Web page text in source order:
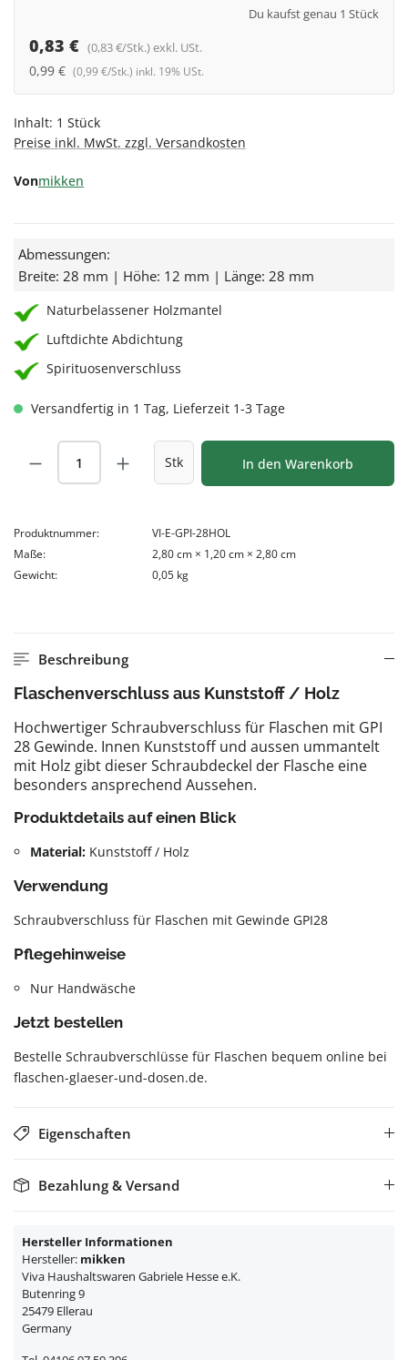
Du kaufst genau 1 Stück
0,83 € (0,83 €/Stk.) exkl. USt.
0,99 € (0,99 €/Stk.) inkl. 19% USt.
Inhalt: 1 Stück
Preise inkl. MwSt. zzgl. Versandkosten
Vonmikken
Abmessungen:
Breite: 28 mm | Höhe: 12 mm | Länge: 28 mm
Naturbelassener Holzmantel
Luftdichte Abdichtung
Spirituosenverschluss
Versandfertig in 1 Tag, Lieferzeit 1-3 Tage
Produkt Anzahl: Gib den gewünschten
Stk In den Warenkorb
Produktnummer:
VI-E-GPI-28HOL
Maße:
2,80 cm × 1,20 cm × 2,80 cm
Gewicht:
0,05 kg
Beschreibung
Flaschenverschluss aus Kunststoff / Holz
Hochwertiger Schraubverschluss für Flaschen mit GPI
28 Gewinde. Innen Kunststoff und aussen ummantelt
mit Holz gibt dieser Schraubdeckel der Flasche eine
besonders ansprechend Aussehen.
Produktdetails auf einen Blick
Material: Kunststoff / Holz
Verwendung
Schraubverschluss für Flaschen mit Gewinde GPI28
Pflegehinweise
Nur Handwäsche
Jetzt bestellen
Bestelle Schraubverschlüsse für Flaschen bequem online bei
flaschen-glaeser-und-dosen.de.
Eigenschaften
Bezahlung & Versand
Hersteller Informationen
Hersteller: mikken
Viva Haushaltswaren Gabriele Hesse e.K.
Butenring 9
25479 Ellerau
Germany